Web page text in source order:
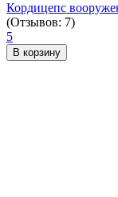
Кордицепс
(Отзывов: 7)
5
В корзину